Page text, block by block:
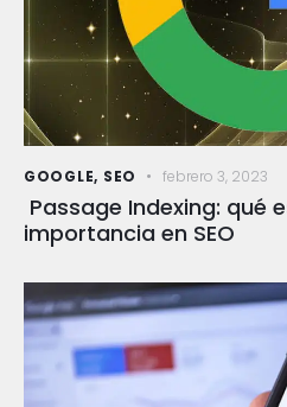
GOOGLE, SEO febrero 3, 2023
Passage Indexing: qué
importancia en SEO